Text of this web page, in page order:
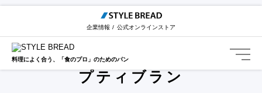
企業情報 公式オンラインストア
料理によく合う、「食のプロ」のためのパンPetit blanc
プティブラン